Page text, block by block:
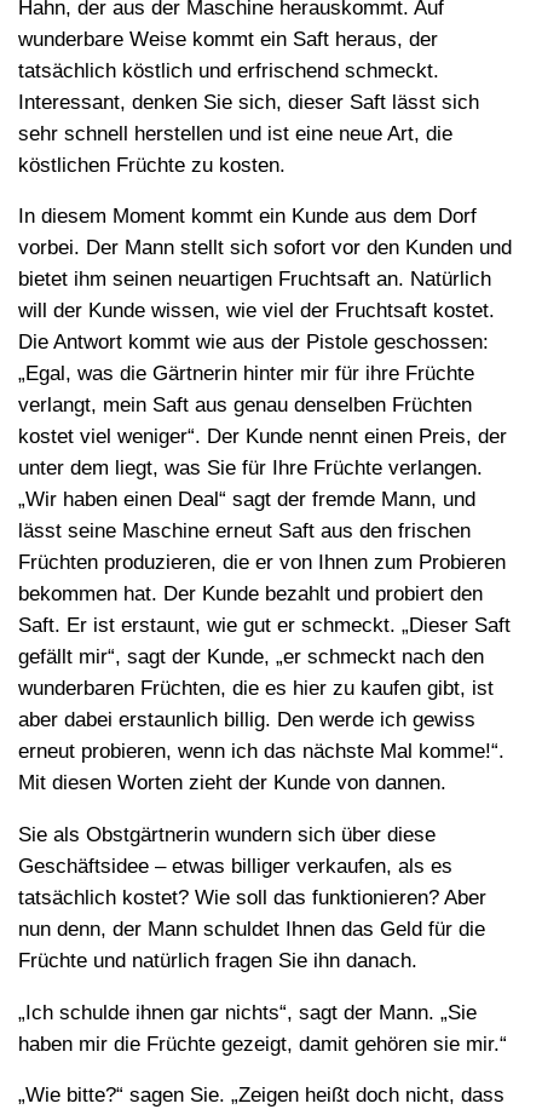
Hahn, der aus der Maschine herauskommt. Auf
wunderbare Weise kommt ein Saft heraus, der
tatsächlich köstlich und erfrischend schmeckt.
Interessant, denken Sie sich, dieser Saft lässt sich
sehr schnell herstellen und ist eine neue Art, die
köstlichen Früchte zu kosten.
In diesem Moment kommt ein Kunde aus dem Dorf
vorbei. Der Mann stellt sich sofort vor den Kunden und
bietet ihm seinen neuartigen Fruchtsaft an. Natürlich
will der Kunde wissen, wie viel der Fruchtsaft kostet.
Die Antwort kommt wie aus der Pistole geschossen:
„Egal, was die Gärtnerin hinter mir für ihre Früchte
verlangt, mein Saft aus genau denselben Früchten
kostet viel weniger“. Der Kunde nennt einen Preis, der
unter dem liegt, was Sie für Ihre Früchte verlangen.
„Wir haben einen Deal“ sagt der fremde Mann, und
lässt seine Maschine erneut Saft aus den frischen
Früchten produzieren, die er von Ihnen zum Probieren
bekommen hat. Der Kunde bezahlt und probiert den
Saft. Er ist erstaunt, wie gut er schmeckt. „Dieser Saft
gefällt mir“, sagt der Kunde, „er schmeckt nach den
wunderbaren Früchten, die es hier zu kaufen gibt, ist
aber dabei erstaunlich billig. Den werde ich gewiss
erneut probieren, wenn ich das nächste Mal komme!“.
Mit diesen Worten zieht der Kunde von dannen.
Sie als Obstgärtnerin wundern sich über diese
Geschäftsidee – etwas billiger verkaufen, als es
tatsächlich kostet? Wie soll das funktionieren? Aber
nun denn, der Mann schuldet Ihnen das Geld für die
Früchte und natürlich fragen Sie ihn danach.
„Ich schulde ihnen gar nichts“, sagt der Mann. „Sie
haben mir die Früchte gezeigt, damit gehören sie mir.“
„Wie bitte?“ sagen Sie. „Zeigen heißt doch nicht, dass